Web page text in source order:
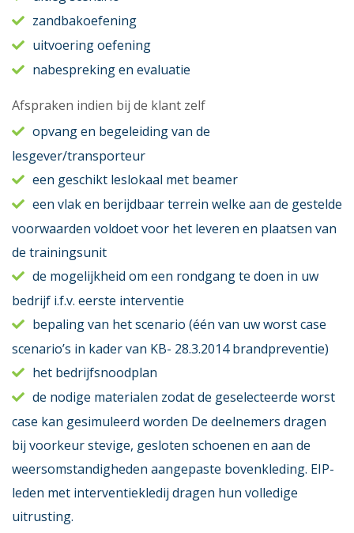
zandbakoefening
uitvoering oefening
nabespreking en evaluatie
Afspraken indien bij de klant zelf
opvang en begeleiding van de
lesgever/transporteur
een geschikt leslokaal met beamer
een vlak en berijdbaar terrein welke aan de gestelde
voorwaarden voldoet voor het leveren en plaatsen van
de trainingsunit
de mogelijkheid om een rondgang te doen in uw
bedrijf i.f.v. eerste interventie
bepaling van het scenario (één van uw worst case
scenario’s in kader van KB- 28.3.2014 brandpreventie)
het bedrijfsnoodplan
de nodige materialen zodat de geselecteerde worst
case kan gesimuleerd worden De deelnemers dragen
bij voorkeur stevige, gesloten schoenen en aan de
weersomstandigheden aangepaste bovenkleding. EIP-
leden met interventiekledij dragen hun volledige
uitrusting.